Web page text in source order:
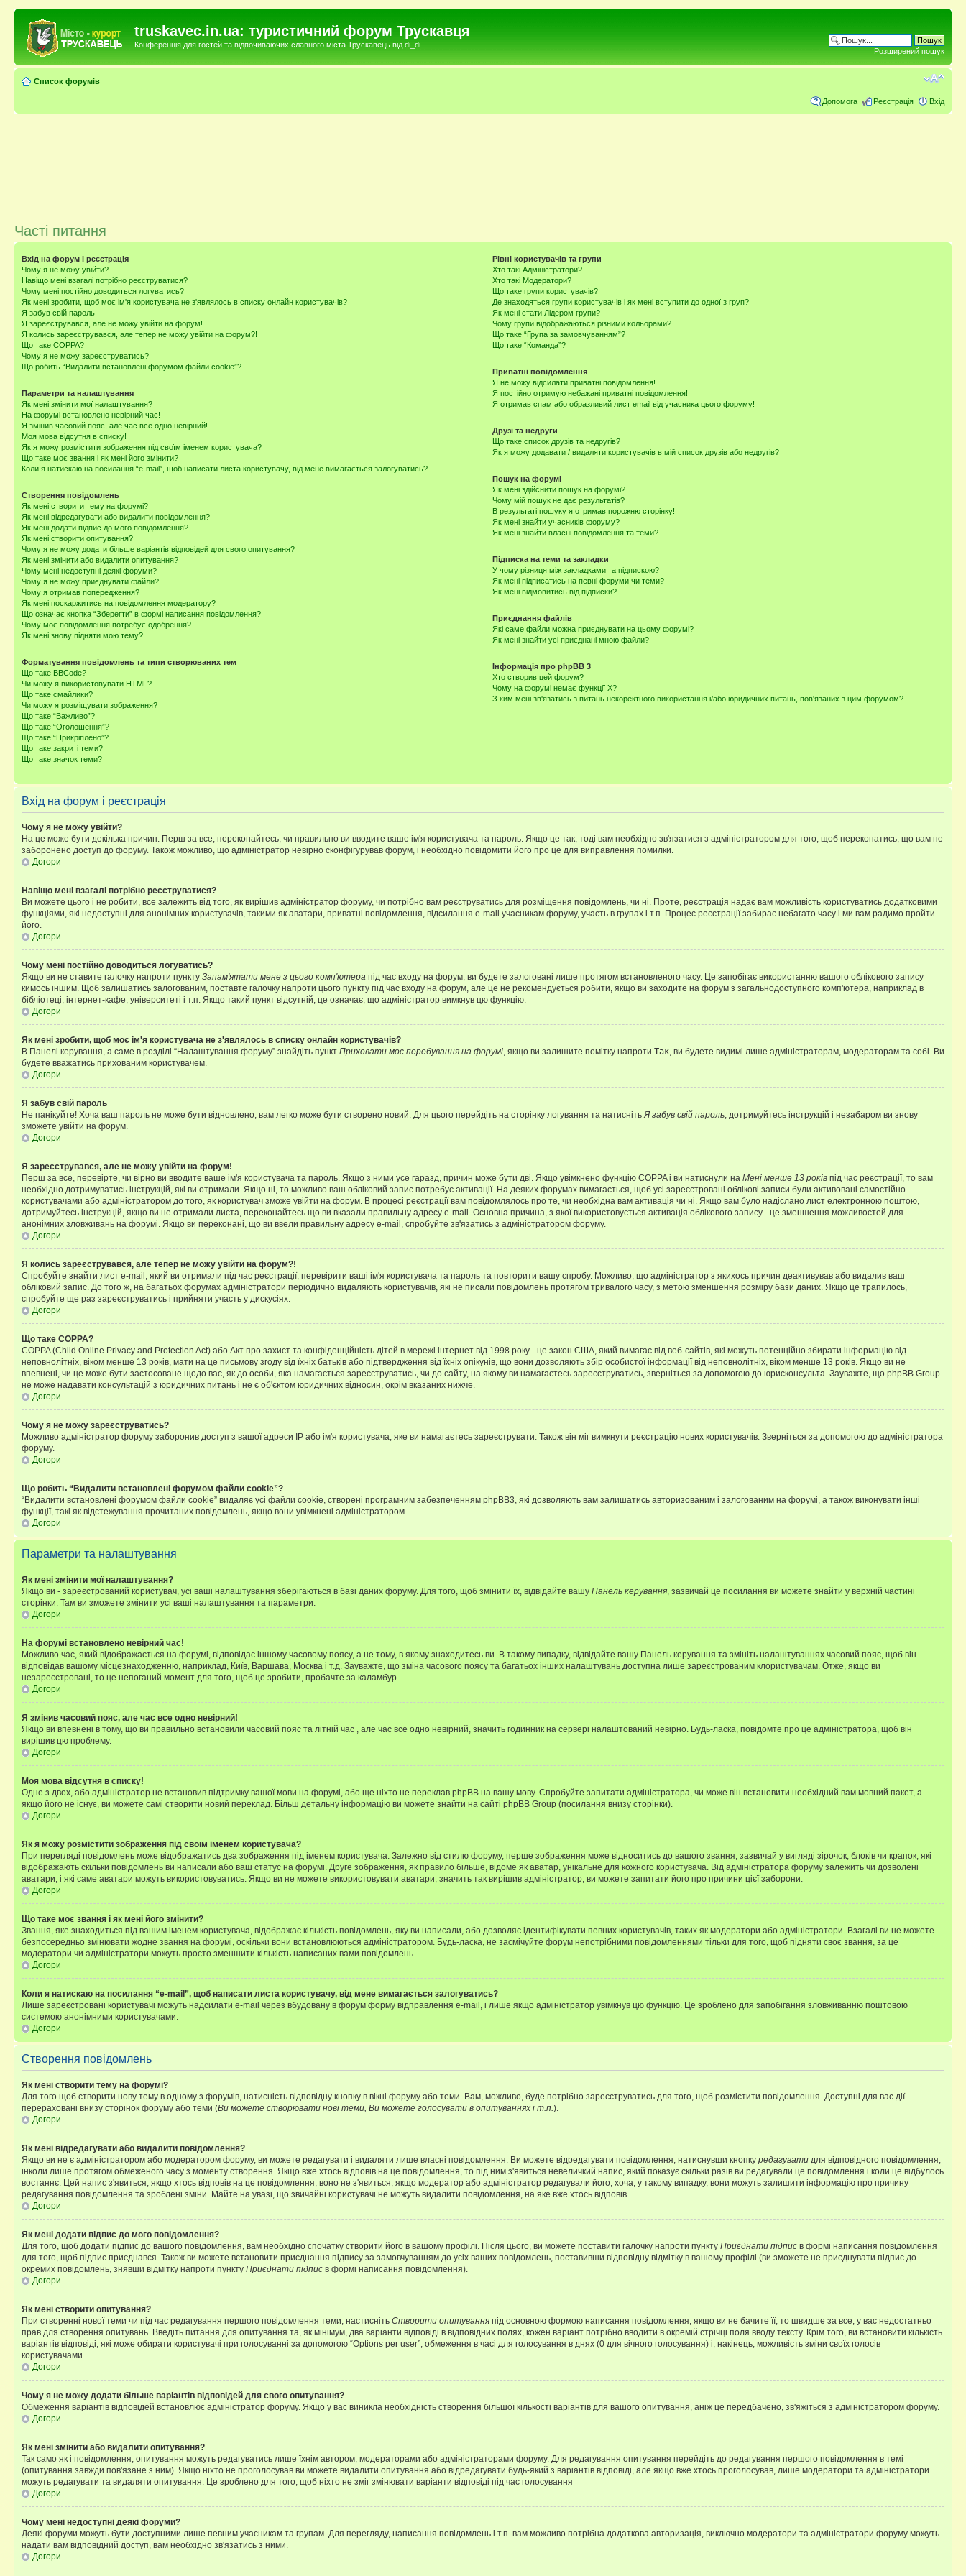
truskavec.in.ua: туристичний форум Трускавця
Конференція для гостей та відпочиваючих славного міста Трускавець від di_di
Розширений пошук
Список форумів
Допомога Реєстрація Вхід
Часті питання
Вхід на форум і реєстрація
Чому я не можу увійти?
Навіщо мені взагалі потрібно реєструватися?
Чому мені постійно доводиться логуватись?
Як мені зробити, щоб моє ім'я користувача не з'являлось в списку онлайн користувачів?
Я забув свій пароль
Я зареєструвався, але не можу увійти на форум!
Я колись зареєструвався, але тепер не можу увійти на форум?!
Що таке COPPA?
Чому я не можу зареєструватись?
Що робить “Видалити встановлені форумом файли cookie”?
Параметри та налаштування
Як мені змінити мої налаштування?
На форумі встановлено невірний час!
Я змінив часовий пояс, але час все одно невірний!
Моя мова відсутня в списку!
Як я можу розмістити зображення під своїм іменем користувача?
Що таке моє звання і як мені його змінити?
Коли я натискаю на посилання “e-mail”, щоб написати листа користувачу, від мене вимагається залогуватись?
Створення повідомлень
Як мені створити тему на форумі?
Як мені відредагувати або видалити повідомлення?
Як мені додати підпис до мого повідомлення?
Як мені створити опитування?
Чому я не можу додати більше варіантів відповідей для свого опитування?
Як мені змінити або видалити опитування?
Чому мені недоступні деякі форуми?
Чому я не можу приєднувати файли?
Чому я отримав попередження?
Як мені поскаржитись на повідомлення модератору?
Що означає кнопка “Зберегти” в формі написання повідомлення?
Чому моє повідомлення потребує одобрення?
Як мені знову підняти мою тему?
Форматування повідомлень та типи створюваних тем
Що таке BBCode?
Чи можу я використовувати HTML?
Що таке смайлики?
Чи можу я розміщувати зображення?
Що таке “Важливо”?
Що таке “Оголошення”?
Що таке “Прикріплено”?
Що таке закриті теми?
Що таке значок теми?
Рівні користувачів та групи
Хто такі Адміністратори?
Хто такі Модератори?
Що таке групи користувачів?
Де знаходяться групи користувачів і як мені вступити до одної з груп?
Як мені стати Лідером групи?
Чому групи відображаються різними кольорами?
Що таке “Група за замовчуванням”?
Що таке “Команда”?
Приватні повідомлення
Я не можу відсилати приватні повідомлення!
Я постійно отримую небажані приватні повідомлення!
Я отримав спам або образливий лист email від учасника цього форуму!
Друзі та недруги
Що таке список друзів та недругів?
Як я можу додавати / видаляти користувачів в мій список друзів або недругів?
Пошук на форумі
Як мені здійснити пошук на форумі?
Чому мій пошук не дає результатів?
В результаті пошуку я отримав порожню сторінку!
Як мені знайти учасників форуму?
Як мені знайти власні повідомлення та теми?
Підписка на теми та закладки
У чому різниця між закладками та підпискою?
Як мені підписатись на певні форуми чи теми?
Як мені відмовитись від підписки?
Приєднання файлів
Які саме файли можна приєднувати на цьому форумі?
Як мені знайти усі приєднані мною файли?
Інформація про phpBB 3
Хто створив цей форум?
Чому на форумі немає функції X?
З ким мені зв'язатись з питань некоректного використання і/або юридичних питань, пов'язаних з цим форумом?
Вхід на форум і реєстрація
Чому я не можу увійти?
На це може бути декілька причин. Перш за все, переконайтесь, чи правильно ви вводите ваше ім'я користувача та пароль. Якщо це так, тоді вам необхідно зв'язатися з адміністратором для того, щоб переконатись, що вам не
заборонено доступ до форуму. Також можливо, що адміністратор невірно сконфігурував форум, і необхідно повідомити його про це для виправлення помилки.
Догори
Навіщо мені взагалі потрібно реєструватися?
Ви можете цього і не робити, все залежить від того, як вирішив адміністратор форуму, чи потрібно вам реєструватись для розміщення повідомлень, чи ні. Проте, реєстрація надає вам можливість користуватись додатковими
функціями, які недоступні для анонімних користувачів, такими як аватари, приватні повідомлення, відсилання e-mail учасникам форуму, участь в групах і т.п. Процес реєстрації забирає небагато часу і ми вам радимо пройти
його.
Догори
Чому мені постійно доводиться логуватись?
Якщо ви не ставите галочку напроти пункту Запам'ятати мене з цього комп'ютера під час входу на форум, ви будете залоговані лише протягом встановленого часу. Це запобігає використанню вашого облікового запису
кимось іншим. Щоб залишатись залогованим, поставте галочку напроти цього пункту під час входу на форум, але це не рекомендується робити, якщо ви заходите на форум з загальнодоступного комп'ютера, наприклад в
бібліотеці, інтернет-кафе, університеті і т.п. Якщо такий пункт відсутній, це означає, що адміністратор вимкнув цю функцію.
Догори
Як мені зробити, щоб моє ім'я користувача не з'являлось в списку онлайн користувачів?
В Панелі керування, а саме в розділі “Налаштування форуму” знайдіть пункт Приховати моє перебування на форумі , якщо ви залишите помітку напроти Так , ви будете видимі лише адміністраторам, модераторам та собі. Ви
будете вважатись прихованим користувачем.
Догори
Я забув свій пароль
Не панікуйте! Хоча ваш пароль не може бути відновлено, вам легко може бути створено новий. Для цього перейдіть на сторінку логування та натисніть Я забув свій пароль , дотримуйтесь інструкцій і незабаром ви знову
зможете увійти на форум.
Догори
Я зареєструвався, але не можу увійти на форум!
Перш за все, перевірте, чи вірно ви вводите ваше ім'я користувача та пароль. Якщо з ними усе гаразд, причин може бути дві. Якщо увімкнено функцію COPPA і ви натиснули на Мені менше 13 років під час реєстрації, то вам
необхідно дотримуватись інструкцій, які ви отримали. Якщо ні, то можливо ваш обліковий запис потребує активації. На деяких форумах вимагається, щоб усі зареєстровані облікові записи були активовані самостійно
користувачами або адміністратором до того, як користувач зможе увійти на форум. В процесі реєстрації вам повідомлялось про те, чи необхідна вам активація чи ні. Якщо вам було надіслано лист електронною поштою,
дотримуйтесь інструкцій, якщо ви не отримали листа, переконайтесь що ви вказали правильну адресу e-mail. Основна причина, з якої використовується активація облікового запису - це зменшення можливостей для
анонімних зловживань на форумі. Якщо ви переконані, що ви ввели правильну адресу e-mail, спробуйте зв'язатись з адміністратором форуму.
Догори
Я колись зареєструвався, але тепер не можу увійти на форум?!
Спробуйте знайти лист e-mail, який ви отримали під час реєстрації, перевірити ваші ім'я користувача та пароль та повторити вашу спробу. Можливо, що адміністратор з якихось причин деактивував або видалив ваш
обліковий запис. До того ж, на багатьох форумах адміністратори періодично видаляють користувачів, які не писали повідомлень протягом тривалого часу, з метою зменшення розміру бази даних. Якщо це трапилось,
спробуйте ще раз зареєструватись і прийняти участь у дискусіях.
Догори
Що таке COPPA?
COPPA (Child Online Privacy and Protection Act) або Акт про захист та конфіденційність дітей в мережі інтернет від 1998 року - це закон США, який вимагає від веб-сайтів, які можуть потенційно збирати інформацію від
неповнолітніх, віком менше 13 років, мати на це письмову згоду від їхніх батьків або підтвердження від їхніх опікунів, що вони дозволяють збір особистої інформації від неповнолітніх, віком менше 13 років. Якщо ви не
впевнені, чи це може бути застосоване щодо вас, як до особи, яка намагається зареєструватись, чи до сайту, на якому ви намагаєтесь зареєструватись, зверніться за допомогою до юрисконсульта. Зауважте, що phpBB Group
не може надавати консультацій з юридичних питань і не є об'єктом юридичних відносин, окрім вказаних нижче.
Догори
Чому я не можу зареєструватись?
Можливо адміністратор форуму заборонив доступ з вашої адреси IP або ім'я користувача, яке ви намагаєтесь зареєструвати. Також він міг вимкнути реєстрацію нових користувачів. Зверніться за допомогою до адміністратора
форуму.
Догори
Що робить “Видалити встановлені форумом файли cookie”?
“Видалити встановлені форумом файли cookie” видаляє усі файли cookie, створені програмним забезпеченням phpBB3, які дозволяють вам залишатись авторизованим і залогованим на форумі, а також виконувати інші
функції, такі як відстежування прочитаних повідомлень, якщо вони увімкнені адміністратором.
Догори
Параметри та налаштування
Як мені змінити мої налаштування?
Якщо ви - зареєстрований користувач, усі ваші налаштування зберігаються в базі даних форуму. Для того, щоб змінити їх, відвідайте вашу Панель керування , зазвичай це посилання ви можете знайти у верхній частині
сторінки. Там ви зможете змінити усі ваші налаштування та параметри.
Догори
На форумі встановлено невірний час!
Можливо час, який відображається на форумі, відповідає іншому часовому поясу, а не тому, в якому знаходитесь ви. В такому випадку, відвідайте вашу Панель керування та змініть налаштуваннях часовий пояс, щоб він
відповідав вашому місцезнаходженню, наприклад, Київ, Варшава, Москва і т.д. Зауважте, що зміна часового поясу та багатьох інших налаштувань доступна лише зареєстрованим клористувачам. Отже, якщо ви
незареєстровані, то це непоганий момент для того, щоб це зробити, пробачте за каламбур.
Догори
Я змінив часовий пояс, але час все одно невірний!
Якщо ви впевнені в тому, що ви правильно встановили часовий пояс та літній час , але час все одно невірний, значить годинник на сервері налаштований невірно. Будь-ласка, повідомте про це адміністратора, щоб він
вирішив цю проблему.
Догори
Моя мова відсутня в списку!
Одне з двох, або адміністратор не встановив підтримку вашої мови на форумі, або ще ніхто не переклав phpBB на вашу мову. Спробуйте запитати адміністратора, чи може він встановити необхідний вам мовний пакет, а
якщо його не існує, ви можете самі створити новий переклад. Більш детальну інформацію ви можете знайти на сайті phpBB Group (посилання внизу сторінки).
Догори
Як я можу розмістити зображення під своїм іменем користувача?
При перегляді повідомлень може відображатись два зображення під іменем користувача. Залежно від стилю форуму, перше зображення може відноситись до вашого звання, зазвичай у вигляді зірочок, блоків чи крапок, які
відображають скільки повідомлень ви написали або ваш статус на форумі. Друге зображення, як правило більше, відоме як аватар, унікальне для кожного користувача. Від адміністратора форуму залежить чи дозволені
аватари, і які саме аватари можуть використовуватись. Якщо ви не можете використовувати аватари, значить так вирішив адміністратор, ви можете запитати його про причини цієї заборони.
Догори
Що таке моє звання і як мені його змінити?
Звання, яке знаходиться під вашим іменем користувача, відображає кількість повідомлень, яку ви написали, або дозволяє ідентифікувати певних користувачів, таких як модератори або адміністратори. Взагалі ви не можете
безпосередньо змінювати жодне звання на форумі, оскільки вони встановлюються адміністратором. Будь-ласка, не засмічуйте форум непотрібними повідомленнями тільки для того, щоб підняти своє звання, за це
модератори чи адміністратори можуть просто зменшити кількість написаних вами повідомлень.
Догори
Коли я натискаю на посилання “e-mail”, щоб написати листа користувачу, від мене вимагається залогуватись?
Лише зареєстровані користувачі можуть надсилати e-mail через вбудовану в форум форму відправлення e-mail, і лише якщо адміністратор увімкнув цю функцію. Це зроблено для запобігання зловживанню поштовою
системою анонімними користувачами.
Догори
Створення повідомлень
Як мені створити тему на форумі?
Для того щоб створити нову тему в одному з форумів, натисність відповідну кнопку в вікні форуму або теми. Вам, можливо, буде потрібно зареєструватись для того, щоб розмістити повідомлення. Доступні для вас дії
перераховані внизу сторінок форуму або теми (Ви можете створювати нові теми, Ви можете голосувати в опитуваннях і т.п. ).
Догори
Як мені відредагувати або видалити повідомлення?
Якщо ви не є адміністратором або модератором форуму, ви можете редагувати і видаляти лише власні повідомлення. Ви можете відредагувати повідомлення, натиснувши кнопку редагувати для відповідного повідомлення,
інколи лише протягом обмеженого часу з моменту створення. Якщо вже хтось відповів на це повідомлення, то під ним з'явиться невеличкий напис, який показує скільки разів ви редагували це повідомлення і коли це відбулось
востаннє. Цей напис з'явиться, якщо хтось відповів на це повідомлення; воно не з'явиться, якщо модератор або адміністратор редагували його, хоча, у такому випадку, вони можуть залишити інформацію про причину
редагування повідомлення та зроблені зміни. Майте на увазі, що звичайні користувачі не можуть видалити повідомлення, на яке вже хтось відповів.
Догори
Як мені додати підпис до мого повідомлення?
Для того, щоб додати підпис до вашого повідомлення, вам необхідно спочатку створити його в вашому профілі. Після цього, ви можете поставити галочку напроти пункту Приєднати підпис в формі написання повідомлення
для того, щоб підпис приєднався. Також ви можете встановити приєднання підпису за замовчуванням до усіх ваших повідомлень, поставивши відповідну відмітку в вашому профілі (ви зможете не приєднувати підпис до
окремих повідомлень, знявши відмітку напроти пункту Приєднати підпис в формі написання повідомлення).
Догори
Як мені створити опитування?
При створенні нової теми чи під час редагування першого повідомлення теми, настисніть Створити опитування під основною формою написання повідомлення; якщо ви не бачите її, то швидше за все, у вас недостатньо
прав для створення опитувань. Введіть питання для опитування та, як мінімум, два варіанти відповіді в відповідних полях, кожен варіант потрібно вводити в окремій стрічці поля вводу тексту. Крім того, ви встановити кількість
варіантів відповіді, які може обирати користувачі при голосуванні за допомогою “Options per user”, обмеження в часі для голосування в днях (0 для вічного голосування) і, накінець, можливість зміни своїх голосів
користувачами.
Догори
Чому я не можу додати більше варіантів відповідей для свого опитування?
Обмеження варіантів відповідей встановлює адміністратор форуму. Якщо у вас виникла необхідність створення більшої кількості варіантів для вашого опитування, аніж це передбачено, зв'яжіться з адміністратором форуму.
Догори
Як мені змінити або видалити опитування?
Так само як і повідомлення, опитування можуть редагуватись лише їхнім автором, модераторами або адміністраторами форуму. Для редагування опитування перейдіть до редагування першого повідомлення в темі
(опитування завжди пов'язане з ним). Якщо ніхто не проголосував ви можете видалити опитування або відредагувати будь-який з варіантів відповіді, але якщо вже хтось проголосував, лише модератори та адміністратори
можуть редагувати та видаляти опитування. Це зроблено для того, щоб ніхто не зміг змінювати варіанти відповіді під час голосування
Догори
Чому мені недоступні деякі форуми?
Деякі форуми можуть бути доступними лише певним учасникам та групам. Для перегляду, написання повідомлень і т.п. вам можливо потрібна додаткова авторизація, виключно модератори та адміністратори форуму можуть
надати вам відповідний доступ, вам необхідно зв'язатись з ними.
Догори